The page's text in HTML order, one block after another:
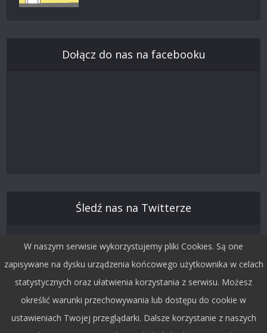
Dołącz do nas na facebooku
Śledź nas na Twitterze
W naszym serwisie wykorzystujemy pliki Cookies. Są one
zapisywane na dysku urządzenia końcowego użytkownika w celach
statystycznych oraz ułatwienia korzystania z serwisu. Możesz
określić warunki przechowywania lub dostępu do cookie w
ustawieniach Twojej przeglądarki. Dalsze korzystanie z naszych